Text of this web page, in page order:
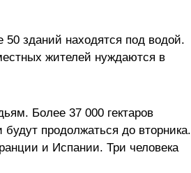
зданий находятся под водой.
жителей нуждаются в
Более 37 000 гектаров
продолжаться до вторника.
и Испании. Три человека